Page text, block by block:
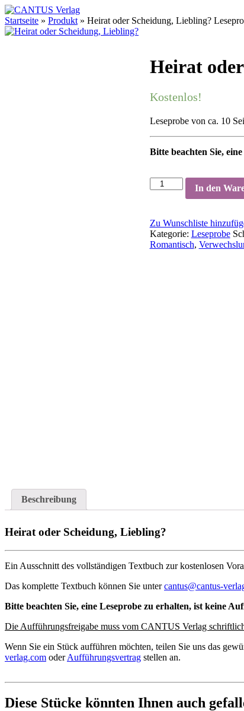
Startseite » Produkt » Heirat oder Scheidung, Liebling?
Heirat
Kostenlos!
Leseprobe von ca. 10
Bitte beachten Sie,
In den
Zu Wunschliste
Kategorie: Leseprobe
Romantisch,
Beschreibung
Heirat oder Scheidung, Liebling?
Ein Ausschnitt des vollständigen Textbuch zur kostenlosen
Das komplette Textbuch können Sie untercantus@cantus-
Bitte beachten Sie, eine Leseprobe zu erhalten, ist keine
Die Aufführungsfreigabe muss vom CANTUS Verlag
Wenn Sie ein Stück aufführen möchten, teilen Sie uns das
verlag.com oderAufführungsvertrag stellen an.
Diese Stücke könnten Ihnen auch